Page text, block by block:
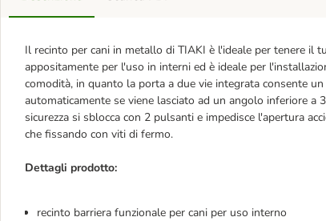
Il recinto per cani in metallo di TIAKI è l'ideale per tenere il
appositamente per l'uso in interni ed è ideale per
comodità, in quanto la porta a due vie integrata consente
automaticamente se viene lasciato ad un angolo inferiore a
sicurezza si sblocca con 2 pulsanti e impedisce l'apertura
che fissando con viti di fermo.
Dettagli prodotto:
recinto barriera funzionale per cani per uso interno